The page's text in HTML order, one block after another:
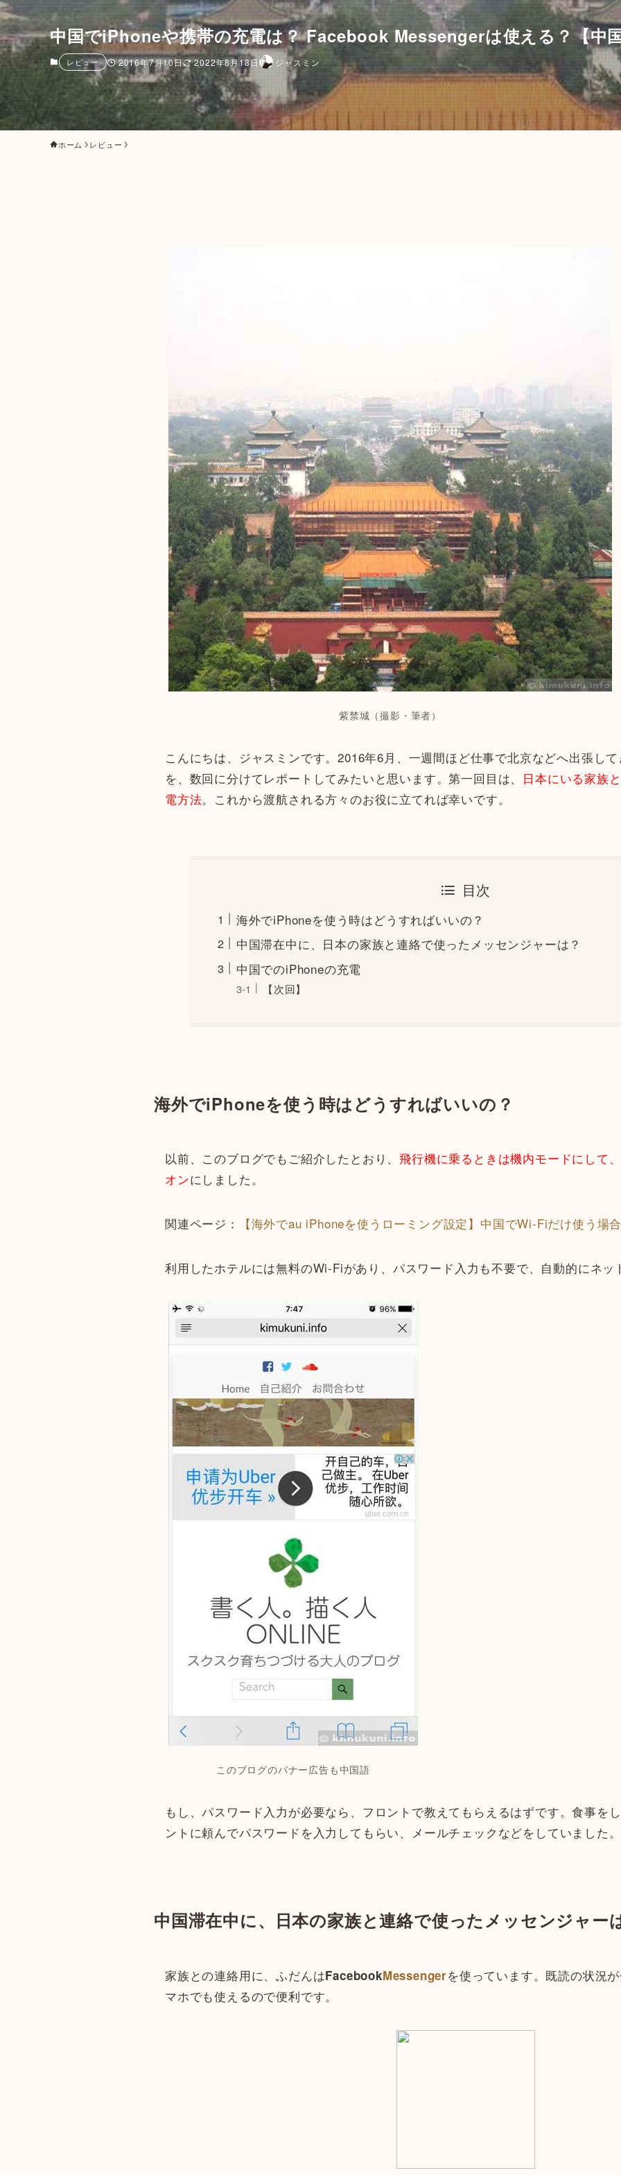
中国でiPhoneや携帯の充電は？ Facebook Messengerは使える？【中
レビュー 2016年7月10日 2022年8月18日 ジャスミン
ホーム レビュー
紫禁城（撮影・筆者）
こんにちは、ジャスミンです。2016年6月、一週間ほど仕事で北京などへ出張し
を、数回に分けてレポートしてみたいと思います。第一回目は、 日本にいる家族
電方法。これから渡航される方々のお役に立てれば幸いです。
目次
海外でiPhoneを使う時はどうすればいいの？
中国滞在中に、日本の家族と連絡で使ったメッセンジャーは？
中国でのiPhoneの充電
【次回】
海外でiPhoneを使う時はどうすればいいの？
以前、このブログでもご紹介したとおり、飛行機に乗るときは機内モードにして
オンにしました。
関連ページ： 【海外でau iPhoneを使うローミング設定】中国でWi-Fiだけ使う場合
利用したホテルには無料のWi-Fiがあり、パスワード入力も不要で、自動的にネッ
このブログのバナー広告も中国語
もし、パスワード入力が必要なら、フロントで教えてもらえるはずです。食事を
ントに頼んでパスワードを入力してもらい、メールチェックなどをしていました。
中国滞在中に、日本の家族と連絡で使ったメッセンジャー
家族との連絡用に、ふだんはFacebookMessengerを使っています。既読の状況
マホでも使えるので便利です。